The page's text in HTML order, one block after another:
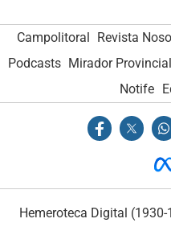
Campolitoral Revista
Podcasts Mirador Provincial
Notife
Hemeroteca Digital (1930-